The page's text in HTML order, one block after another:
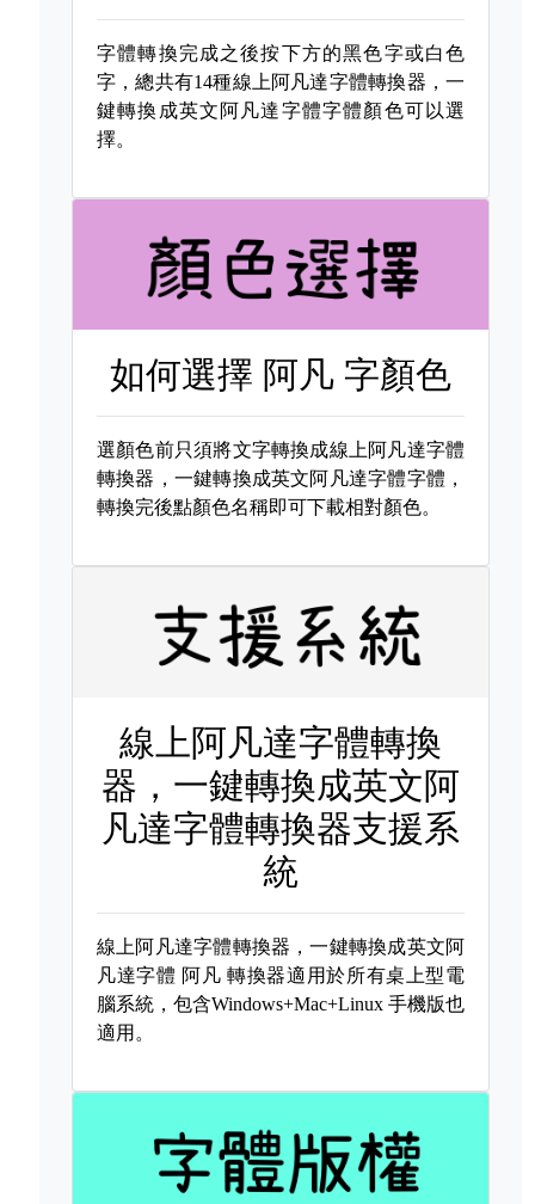
字體轉換完成之後按下方的黑色字或白色
字，總共有14種線上阿凡達字體轉換器，一
鍵轉換成英文阿凡達字體字體顏色可以選
擇。
如何選擇 阿凡 字顏色
選顏色前只須將文字轉換成線上阿凡達字體
轉換器，一鍵轉換成英文阿凡達字體字體，
轉換完後點顏色名稱即可下載相對顏色。
線上阿凡達字體轉換
器，一鍵轉換成英文阿
凡達字體轉換器支援系
統
線上阿凡達字體轉換器，一鍵轉換成英文阿
凡達字體 阿凡 轉換器適用於所有桌上型電
腦系統，包含Windows+Mac+Linux 手機版也
適用。